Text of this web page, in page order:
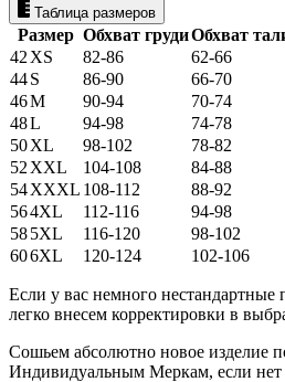
Таблица размеров
Размер Обхват грудиОбхват
42 XS 82-86 62-66
44S 86-90 66-70
46M 90-94 70-74
48L 94-98 74-78
50XL 98-102 78-82
52 XXL 104-108 84-88
54XXXL 108-112 88-92
564XL 112-116 94-98
585XL 116-120 98-102
606XL 120-124 102-106
Если у вас немного
легко внесем корректировки в
Сошьем абсолютно новое изделие
Индивидуальным Меркам, если нет